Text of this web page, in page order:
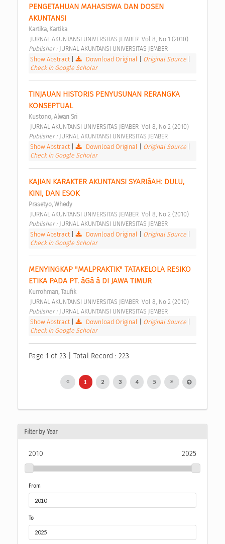
PENGETAHUAN MAHASISWA DAN DOSEN
AKUNTANSI
Kartika, Kartika
JURNAL AKUNTANSI UNIVERSITAS JEMBER  Vol 8, No 1 (2010)
Publisher : JURNAL AKUNTANSI UNIVERSITAS JEMBER
Show Abstract
Download Original Original Source
Check in Google Scholar
TINJAUAN HISTORIS PENYUSUNAN RERANGKA
KONSEPTUAL
Kustono, Alwan Sri
JURNAL AKUNTANSI UNIVERSITAS JEMBER  Vol 8, No 2 (2010)
Publisher : JURNAL AKUNTANSI UNIVERSITAS JEMBER
Show Abstract
Download Original Original Source
Check in Google Scholar
KAJIAN KARAKTER AKUNTANSI SYARIâAH: DULU,
KINI, DAN ESOK
Prasetyo, Whedy
JURNAL AKUNTANSI UNIVERSITAS JEMBER  Vol 8, No 2 (2010)
Publisher : JURNAL AKUNTANSI UNIVERSITAS JEMBER
Show Abstract
Download Original Original Source
Check in Google Scholar
MENYINGKAP "MALPRAKTIK" TATAKELOLA RESIKO
ETIKA PADA PT. âGâ â DI JAWA TIMUR
Kurrohman, Taufik
JURNAL AKUNTANSI UNIVERSITAS JEMBER  Vol 8, No 2 (2010)
Publisher : JURNAL AKUNTANSI UNIVERSITAS JEMBER
Show Abstract
Download Original Original Source
Check in Google Scholar
Page 1 of 23 | Total Record : 223
1 2 3 4 5
Filter by Year
2010 2025
From
To